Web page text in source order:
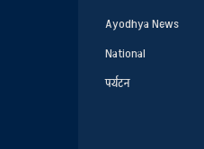
Ayodhya News
National
पर्यटन